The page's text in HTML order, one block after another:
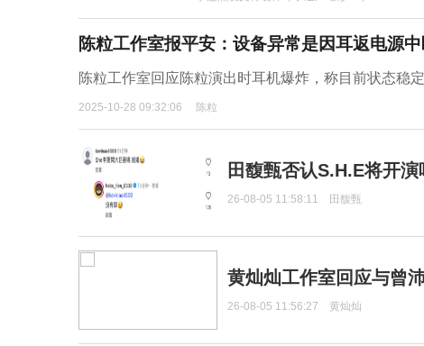
陈粒工作室报平安：设备异常是因耳返电源
陈粒工作室回应陈粒演出时耳机爆炸，称目前状态稳
2025-10-28 09:32:06 陈粒
田馥甄否认S.H.E将开
26-08-05 11:58:11 田馥甄
黄灿灿工作室回应与曾
26-08-05 11:56:27 黄灿灿